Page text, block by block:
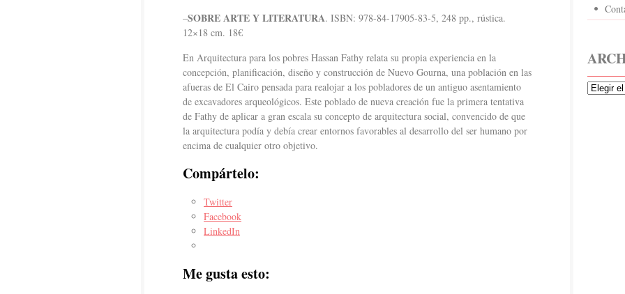
–SOBRE ARTE Y LITERATURA. ISBN: 978-84-17905-83-5, 248 pp., rústica.
12×18 cm. 18€
En Arquitectura para los pobres Hassan Fathy relata su propia experiencia en la
concepción, planificación, diseño y construcción de Nuevo Gourna, una población en las
afueras de El Cairo pensada para realojar a los pobladores de un antiguo asentamiento
de excavadores arqueológicos. Este poblado de nueva creación fue la primera tentativa
de Fathy de aplicar a gran escala su concepto de arquitectura social, convencido de que
la arquitectura podía y debía crear entornos favorables al desarrollo del ser humano por
encima de cualquier otro objetivo.
Compártelo:
Twitter
Facebook
LinkedIn
Me gusta esto: